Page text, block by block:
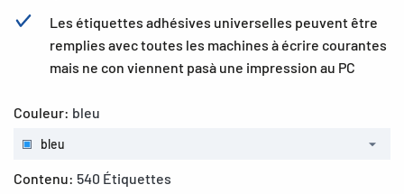
Les étiquettes adhésives universelles peuvent être
remplies avec toutes les machines à écrire courantes
mais ne con viennent pasà une impression au PC
Couleur: bleu
bleu
Contenu: 540 Étiquettes